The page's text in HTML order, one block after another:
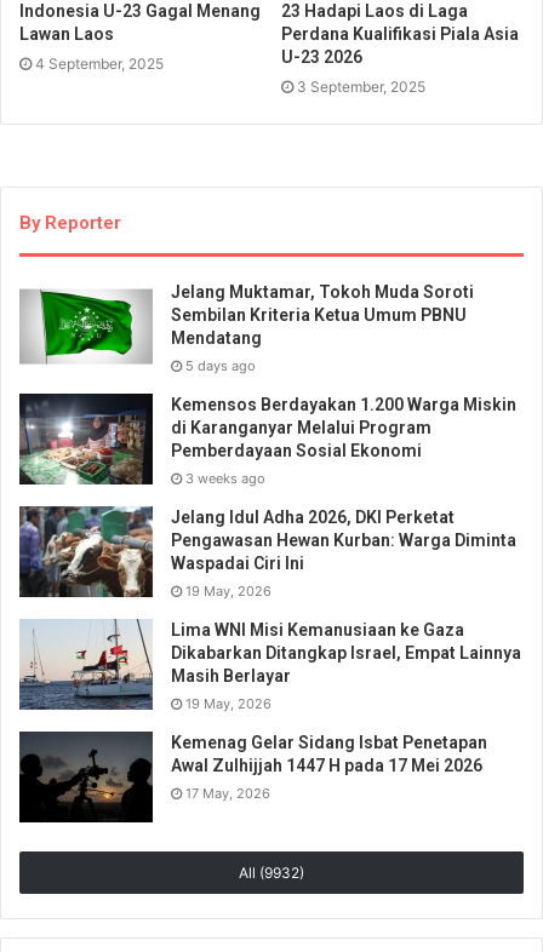
Indonesia U-23 Gagal Menang
Lawan Laos
4 September, 2025
23 Hadapi Laos di Laga
Perdana Kualifikasi Piala Asia
U-23 2026
3 September, 2025
By Reporter
Jelang Muktamar, Tokoh Muda Soroti
Sembilan Kriteria Ketua Umum PBNU
Mendatang
5 days ago
Kemensos Berdayakan 1.200 Warga Miskin
di Karanganyar Melalui Program
Pemberdayaan Sosial Ekonomi
3 weeks ago
Jelang Idul Adha 2026, DKI Perketat
Pengawasan Hewan Kurban: Warga Diminta
Waspadai Ciri Ini
19 May, 2026
Lima WNI Misi Kemanusiaan ke Gaza
Dikabarkan Ditangkap Israel, Empat Lainnya
Masih Berlayar
19 May, 2026
Kemenag Gelar Sidang Isbat Penetapan
Awal Zulhijjah 1447 H pada 17 Mei 2026
17 May, 2026
All (9932)